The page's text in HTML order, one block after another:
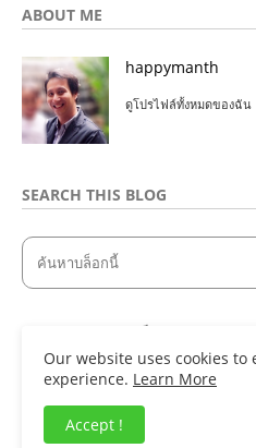
ABOUT ME
happymanth
ดูโปรไฟล์ทั้งหมดของฉัน
SEARCH THIS BLOG
Home About
Copyright ©
Our website uses cookies to
experience. Learn More
Accept !